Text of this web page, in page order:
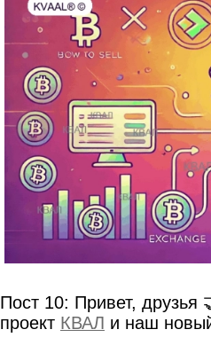
Пост 10: Привет, друзья
проект КВАЛ и наш